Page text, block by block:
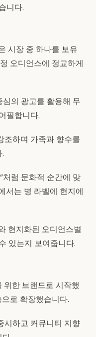
니다.
시장 중 하나를 보유
오디언스에 정교하게
의 광고를 활용해 무
필합니다.
하며 가족과 향수를
럼 문화적 순간에 맞
서는 병 라벨에 현지에
현지화된 오디언스별
있는지 보여줍니다.
한 브랜드로 시작했
로 확장했습니다.
시하고 커뮤니티 지향